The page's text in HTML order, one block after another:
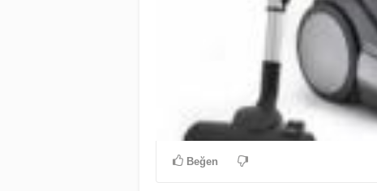
Beğen